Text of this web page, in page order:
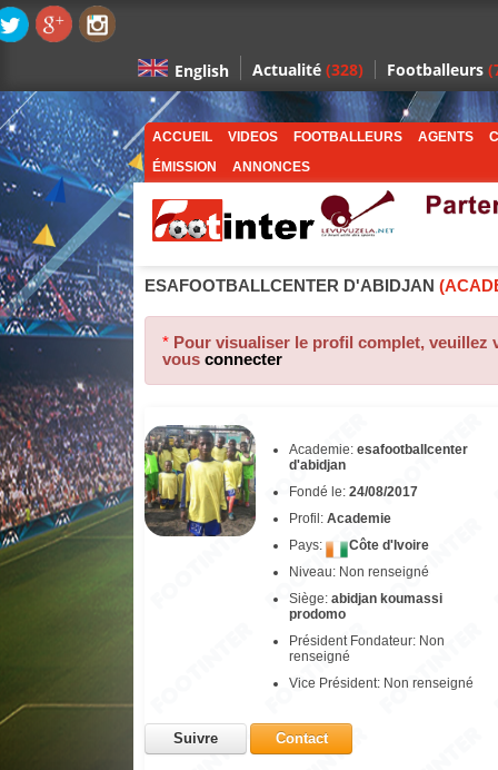
English Actualité (328) Footballeurs
ACCUEIL VIDEOS FOOTBALLEURS AGENTS
ÉMISSION
ANNONCES
ESAFOOTBALLCENTER D'ABIDJAN
* Pour visualiser le profil complet, veuillez
vous connecter
Academie: esafootballcenter
d'abidjan
Fondé le: 24/08/2017
Profil: Academie
Pays:
Côte d'Ivoire
Niveau: Non renseigné
Siège: abidjan koumassi
prodomo
Président Fondateur: Non
renseigné
Vice Président: Non renseigné
Suivre Contact